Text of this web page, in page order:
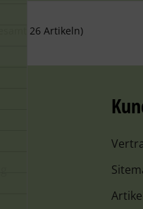
26 Artikeln)